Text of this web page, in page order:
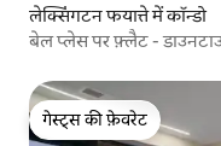
लेक्सिंगटन फयात्ते में कॉन्डो
बेल प्लेस पर फ़्लैट -
गेस्ट्स की फ़ेवरेट
गेस्ट्स की फ़ेवरेट